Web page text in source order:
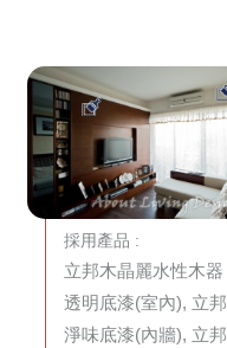
採用產品 :
立邦木晶麗水性木器
透明底漆(室內), 立邦
淨味底漆(內牆), 立邦